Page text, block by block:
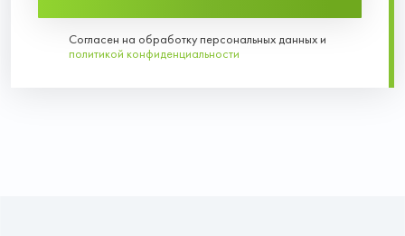
Согласен на обработку персональных данных и
политикой конфиденциальности